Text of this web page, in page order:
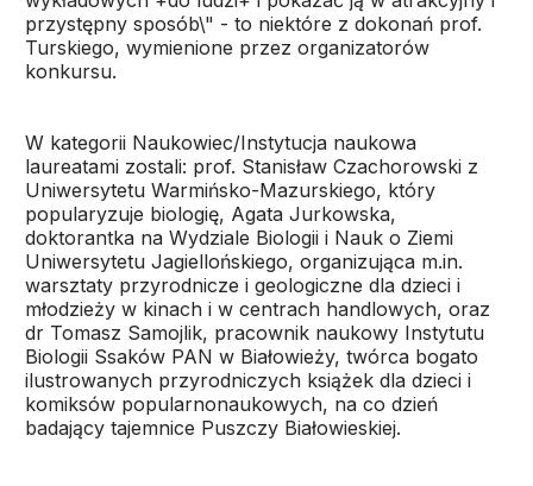
przystępny sposób\" - to niektóre z dokonań prof.
Turskiego, wymienione przez organizatorów
konkursu.
W kategorii Naukowiec/Instytucja naukowa
laureatami zostali: prof. Stanisław Czachorowski z
Uniwersytetu Warmińsko-Mazurskiego, który
popularyzuje biologię, Agata Jurkowska,
doktorantka na Wydziale Biologii i Nauk o Ziemi
Uniwersytetu Jagiellońskiego, organizująca m.in.
warsztaty przyrodnicze i geologiczne dla dzieci i
młodzieży w kinach i w centrach handlowych, oraz
dr Tomasz Samojlik, pracownik naukowy Instytutu
Biologii Ssaków PAN w Białowieży, twórca bogato
ilustrowanych przyrodniczych książek dla dzieci i
komiksów popularnonaukowych, na co dzień
badający tajemnice Puszczy Białowieskiej.